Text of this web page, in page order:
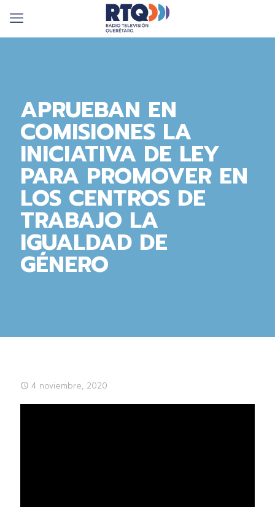
APRUEBAN EN
COMISIONES LA
INICIATIVA DE LEY
PARA PROMOVER EN
LOS CENTROS DE
TRABAJO LA
IGUALDAD DE
GÉNERO
4 noviembre, 2020